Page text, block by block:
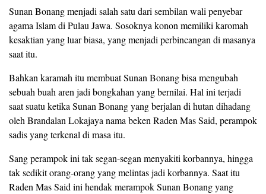
Sunan Bonang menjadi salah satu dari sembilan wali penyebar
agama Islam di Pulau Jawa. Sosoknya konon memiliki karomah
kesaktian yang luar biasa, yang menjadi perbincangan di masanya
saat itu.
Bahkan karamah itu membuat Sunan Bonang bisa mengubah
sebuah buah aren jadi bongkahan yang bernilai. Hal ini terjadi
saat suatu ketika Sunan Bonang yang berjalan di hutan dihadang
oleh Brandalan Lokajaya nama beken Raden Mas Said, perampok
sadis yang terkenal di masa itu.
Sang perampok ini tak segan-segan menyakiti korbannya, hingga
tak sedikit orang-orang yang melintas jadi korbannya. Saat itu
Raden Mas Said ini hendak merampok Sunan Bonang yang